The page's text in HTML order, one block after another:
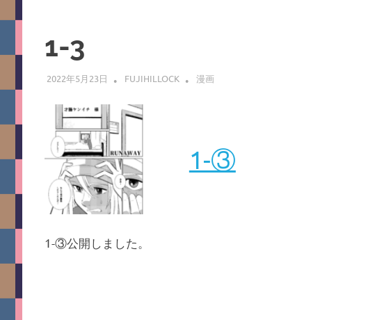
1-3
2022年5月23日 FUJIHILLOCK 漫画
1-③
1-③公開しました。